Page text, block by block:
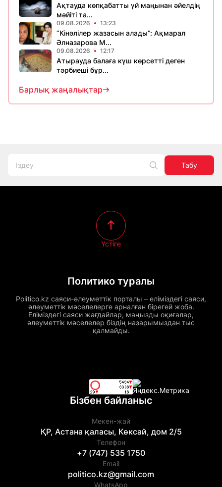
Ақтауда көпқабатты үй маңынан әйелдің
мәйіті та...
09.08.2026 13:23
“Кінәлілер жазасын алады”: Ақмарал
Әлназарова М...
09.08.2026 12:17
Атырауда балаға күш көрсетті деген
тәрбиеші бұр...
Барлық жаңалықтар
Табу
Политико туралы
Politico.kz саяси-әлеуметтік порталы – еліміздегі саяси,
әлеуметтік мәселелерге арналған бірегей жоба.
Еліміздегі саяси жағдайлар, маңызды оқиғалар,
әлеуметтік мәселелер біздің назарымыздан тыс
қалмайды.
Үстіге
Бізбен байланыс
Мекен-жай
ҚР, Астана қаласы, Көксай, дом 2/5
Телефон
+7 (747) 535 1750
Email
politico.kz@gmail.com
WhatsApp